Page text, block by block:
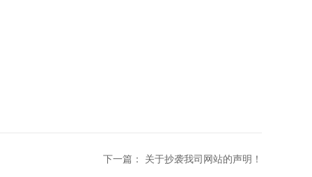
下一篇： 关于抄袭我司网站的声明！